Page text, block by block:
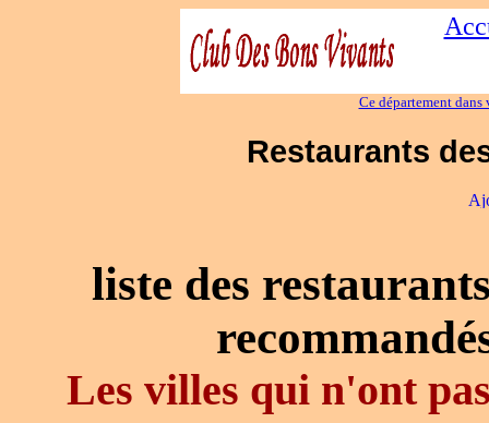
Ce département dans
Restaurants
liste des
Les villes qui n'ont